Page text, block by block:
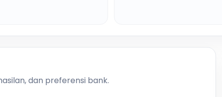
dan preferensi bank.